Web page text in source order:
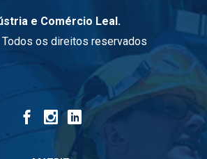
e Comércio Leal.
os direitos reservados